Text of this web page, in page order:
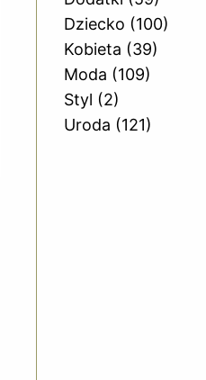
Dziecko (100)
Kobieta (39)
Moda (109)
Styl (2)
Uroda (121)